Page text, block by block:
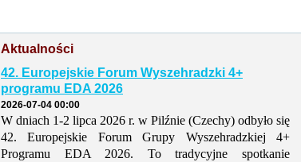
Aktualności
42. Europejskie Forum Wyszehradzki 4+
programu EDA 2026
2026-07-04 00:00
W dniach 1-2 lipca 2026 r. w Pilźnie (Czechy) odbyło się
42. Europejskie Forum Grupy Wyszehradzkiej 4+
Programu EDA 2026. To tradycyjne spotkanie